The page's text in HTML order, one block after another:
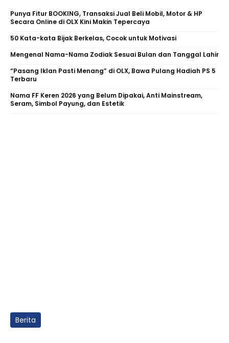
Punya Fitur BOOKING, Transaksi Jual Beli Mobil, Motor & HP
Secara Online di OLX Kini Makin Tepercaya
50 Kata-kata Bijak Berkelas, Cocok untuk Motivasi
Mengenal Nama-Nama Zodiak Sesuai Bulan dan Tanggal Lahir
“Pasang Iklan Pasti Menang” di OLX, Bawa Pulang Hadiah PS 5
Terbaru
Nama FF Keren 2026 yang Belum Dipakai, Anti Mainstream,
Seram, Simbol Payung, dan Estetik
Berita